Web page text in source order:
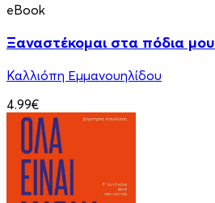
eBook
Ξαναστέκομαι στα πόδια μου
Καλλιόπη Εμμανουηλίδου
4.99€